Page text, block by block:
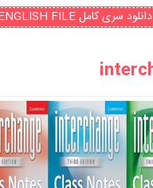
دانلود سری کامل American ENGLISH FILE